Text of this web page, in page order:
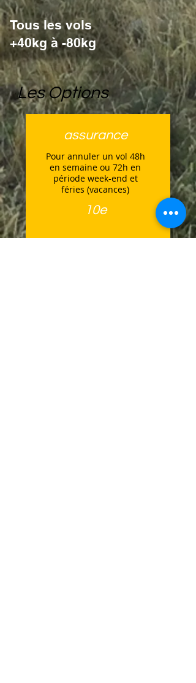
Tous les vols
+40kg à -80kg
Les Options
assurance
Pour annuler un vol 48h
en semaine ou 72h en
période week-end et
féries (vacances)
10e